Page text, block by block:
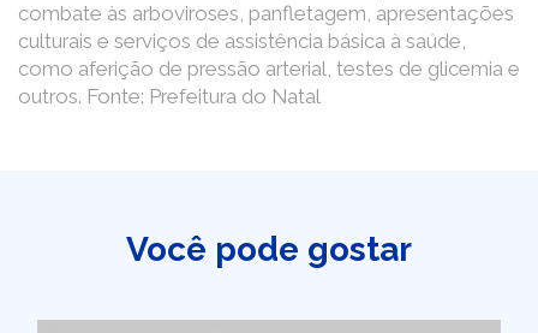
combate às arboviroses, panfletagem, apresentações
culturais e serviços de assistência básica à saúde,
como aferição de pressão arterial, testes de glicemia e
outros. Fonte: Prefeitura do Natal
Você pode gostar